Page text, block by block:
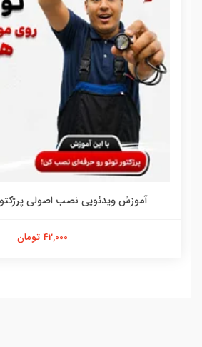
آموزش ویدئویی نصب اصولی پرژکتور
42,000 تومان